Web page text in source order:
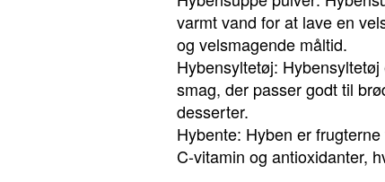
varmt vand for at lave en
og velsmagende måltid.
Hybensyltetøj:
smag, der passer godt til
desserter.
Hybente: Hyben er
C-vitamin og antioxidanter,